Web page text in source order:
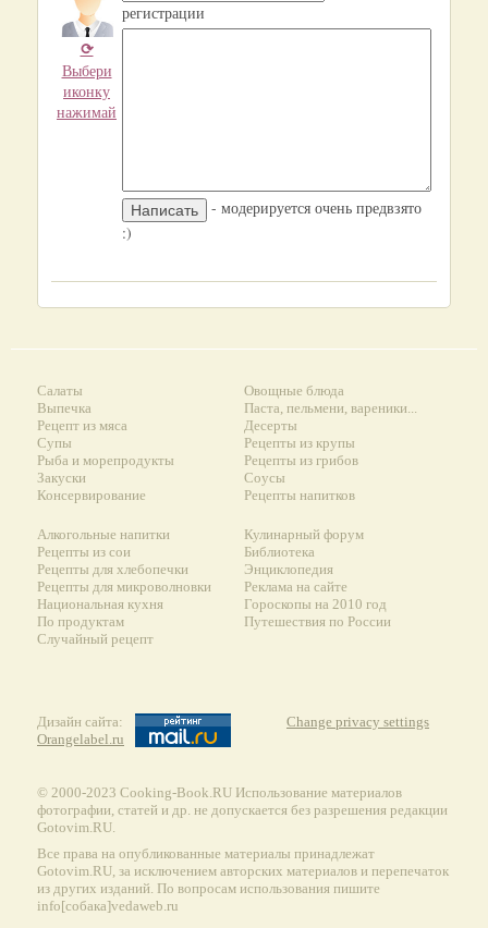
⟳
Выбери
иконку
нажимай
регистрации
- модерируется очень предвзято
:)
Салаты
Выпечка
Рецепт из мяса
Супы
Рыба и морепродукты
Закуски
Консервирование
Овощные блюда
Паста, пельмени, вареники...
Десерты
Рецепты из крупы
Рецепты из грибов
Соусы
Рецепты напитков
Алкогольные напитки
Рецепты из сои
Рецепты для хлебопечки
Рецепты для микроволновки
Национальная кухня
По продуктам
Случайный рецепт
Кулинарный форум
Библиотека
Энциклопедия
Реклама на сайте
Гороскопы на 2010 год
Путешествия по России
Дизайн сайта:
Orangelabel.ru
Change privacy settings
© 2000-2023 Сooking-Book.RU Использование материалов
фотографии, статей и др. не допускается без разрешения редакции
Gotovim.RU.
Все права на опубликованные материалы принадлежат
Gotovim.RU, за исключением авторских материалов и перепечаток
из других изданий. По вопросам использования пишите
info[собака]vedaweb.ru